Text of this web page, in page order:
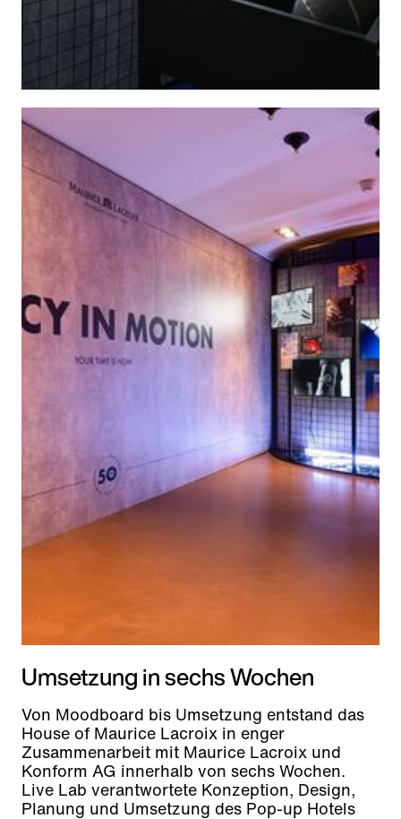
Umsetzung in sechs Wochen
Von Moodboard bis Umsetzung entstand das
House of Maurice Lacroix in enger
Zusammenarbeit mit Maurice Lacroix und
Konform AG innerhalb von sechs Wochen.
Live Lab verantwortete Konzeption, Design,
Planung und Umsetzung des Pop-up Hotels